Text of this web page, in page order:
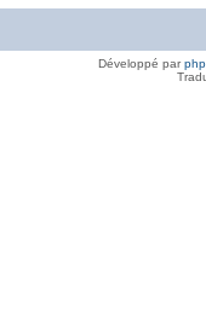
Développé par